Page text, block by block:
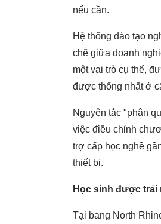
nếu cần.
Hệ thống đào tạo
chẽ giữa doanh
một vai trò cụ thể,
được thống nhất ở
Nguyên tắc "phân
việc điều chỉnh
trợ cấp học nghề
thiết bị.
Học sinh được
Tại bang North